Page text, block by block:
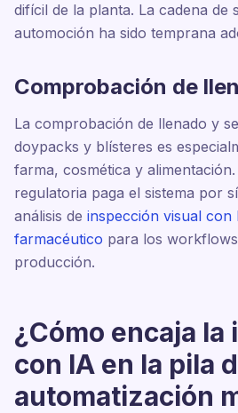
difícil de la planta. La cadena de
automoción ha sido temprana
Comprobación de
La comprobación de llenado y
doypacks y blísteres es
farma, cosmética y
regulatoria paga el sistema por
análisis de inspección visual con
farmacéutico para los
producción.
¿Cómo encaja la
con IA en la pila
automatización